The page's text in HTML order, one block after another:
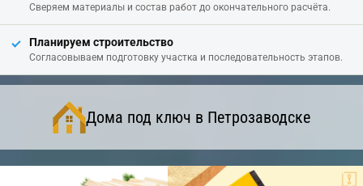
Сверяем материалы и состав работ до окончательного расчёта.
Планируем строительство
Согласовываем подготовку участка и последовательность этапов.
Дома под ключ в Петрозаводске